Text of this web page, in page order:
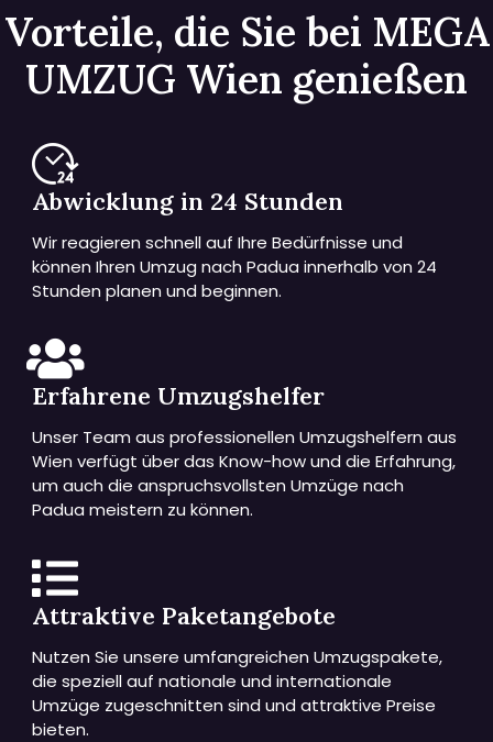
Vorteile, die Sie bei MEGA
UMZUG Wien genießen
Abwicklung in 24 Stunden
Wir reagieren schnell auf Ihre Bedürfnisse und
können Ihren Umzug nach Padua innerhalb von 24
Stunden planen und beginnen.
Erfahrene Umzugshelfer
Unser Team aus professionellen Umzugshelfern aus
Wien verfügt über das Know-how und die Erfahrung,
um auch die anspruchsvollsten Umzüge nach
Padua meistern zu können.
Attraktive Paketangebote
Nutzen Sie unsere umfangreichen Umzugspakete,
die speziell auf nationale und internationale
Umzüge zugeschnitten sind und attraktive Preise
bieten.